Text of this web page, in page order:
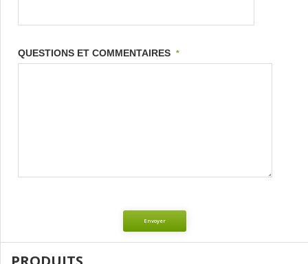
QUESTIONS ET COMMENTAIRES *
Envoyer